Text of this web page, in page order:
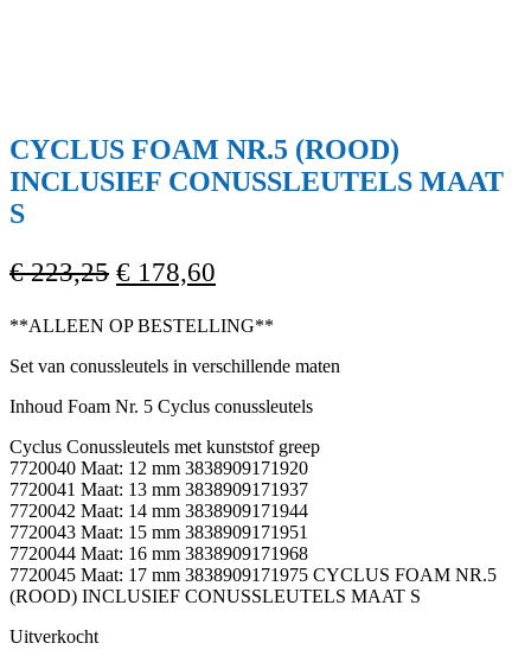
CYCLUS FOAM NR.5 (ROOD)
INCLUSIEF CONUSSLEUTELS MAAT
S
€223,25 Oorspronkelijke
was:
€ 223,25.
€ 178,60
is:
€ 178,60.
**ALLEEN OP BESTELLING**
Set van conussleutels in verschillende maten
Inhoud Foam Nr. 5 Cyclus conussleutels
Cyclus Conussleutels met kunststof greep
7720040 Maat: 12 mm 3838909171920
7720041 Maat: 13 mm 3838909171937
7720042 Maat: 14 mm 3838909171944
7720043 Maat: 15 mm 3838909171951
7720044 Maat: 16 mm 3838909171968
7720045 Maat: 17 mm 3838909171975 CYCLUS FOAM NR.5
(ROOD) INCLUSIEF CONUSSLEUTELS MAAT S
Uitverkocht